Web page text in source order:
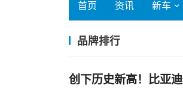
首页 资讯 新车
品牌排行
创下历史新高！比亚